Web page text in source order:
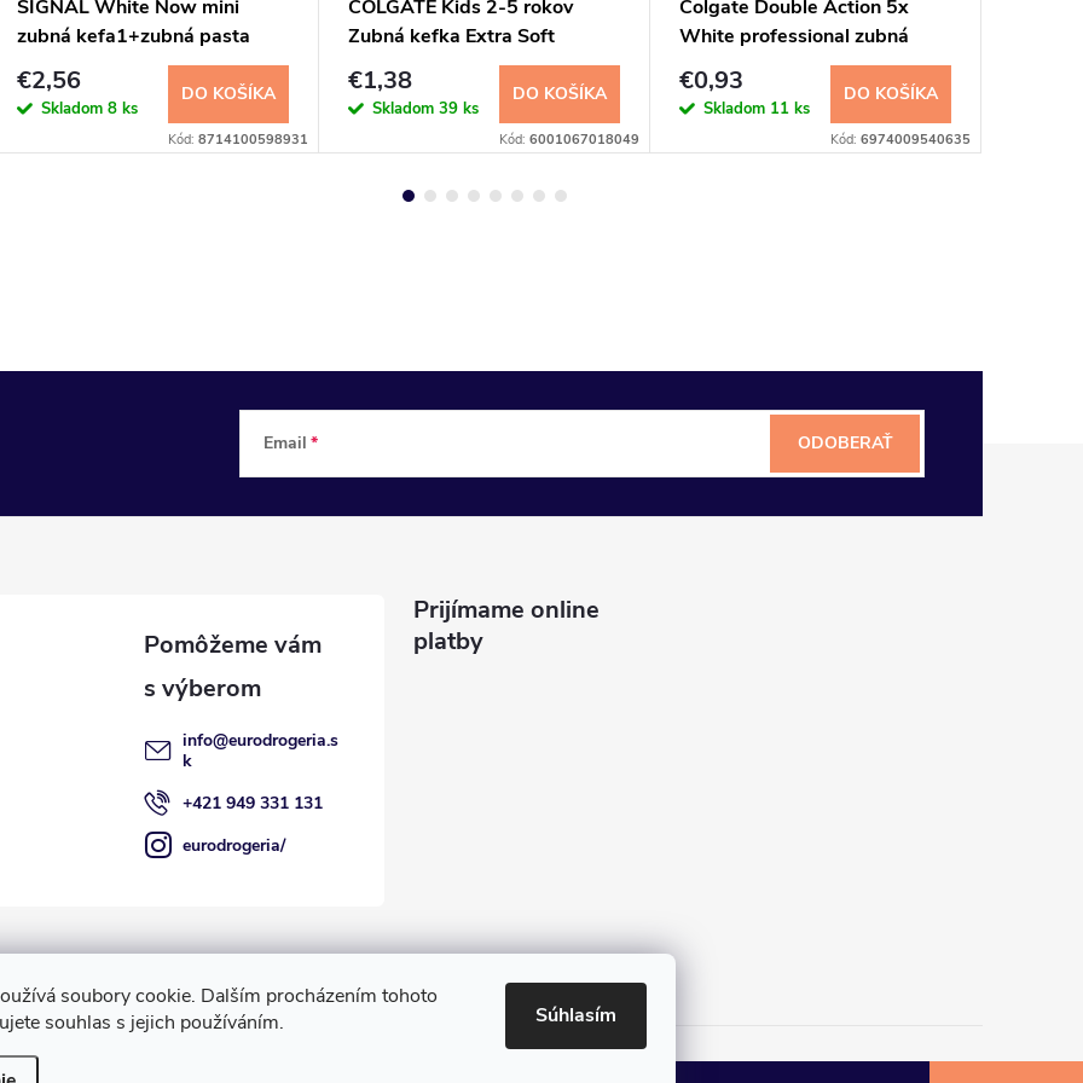
soubory cookie. Dalším procházením tohoto
souhlas s jejich používáním.
Súhlasím
SIGNAL White Now mini
zubná kefa1+zubná pasta
26ml
€2,56
Skladom 8 ks
DO KOŠÍKA
Kód: 8714100598931
COLGATE Kids 2-5 rokov
Zubná kefka Extra Soft
€1,38
Skladom 39 ks
DO KOŠÍKA
Kód: 6001067018049
Colgate Double Action 5x
White professional zubná
kefka 1ks
€0,93
Skladom 11 ks
DO KOŠÍKA
Kód: 6974009540635
Email ODOBERAŤ
info@eurodrogeria.s
k
+421 949 331 131
eurodrogeria/
Prijímame online
platby
cookies